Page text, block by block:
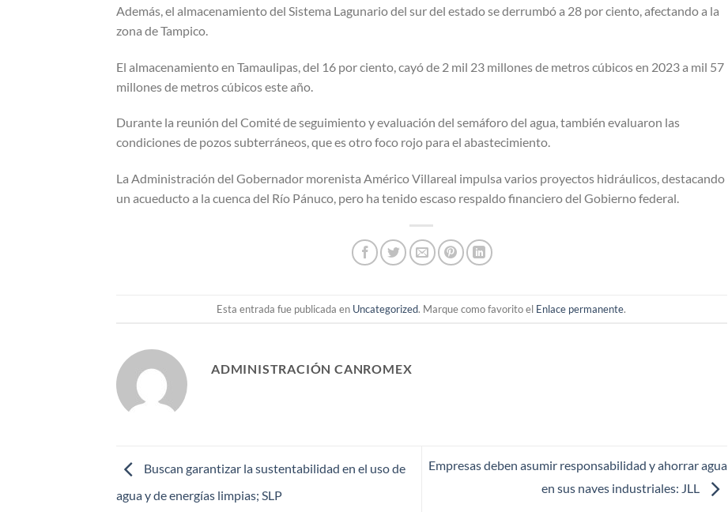
Además, el almacenamiento del Sistema Lagunario del sur del estado se derrumbó a 28 por ciento, afectando a la
zona de Tampico.
El almacenamiento en Tamaulipas, del 16 por ciento, cayó de 2 mil 23 millones de metros cúbicos en 2023 a mil 57
millones de metros cúbicos este año.
Durante la reunión del Comité de seguimiento y evaluación del semáforo del agua, también evaluaron las
condiciones de pozos subterráneos, que es otro foco rojo para el abastecimiento.
La Administración del Gobernador morenista Américo Villareal impulsa varios proyectos hidráulicos, destacando
un acueducto a la cuenca del Río Pánuco, pero ha tenido escaso respaldo financiero del Gobierno federal.
Esta entrada fue publicada en Uncategorized. Marque como favorito el Enlace permanente.
ADMINISTRACIÓN CANROMEX
Buscan garantizar la sustentabilidad en el uso de
agua y de energías limpias; SLP
Empresas deben asumir responsabilidad y ahorrar agua
en sus naves industriales: JLL